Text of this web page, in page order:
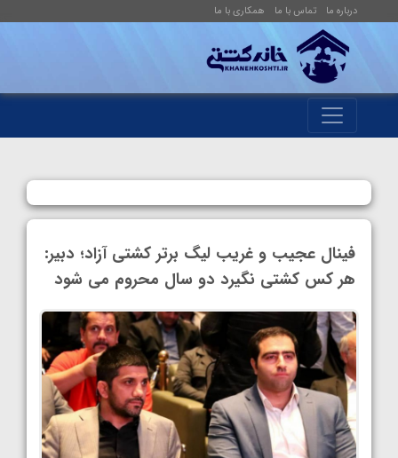
درباره ما تماس با ما همکاری با ما
فینال عجیب و غریب لیگ برتر کشتی آزاد؛ دبیر:
هر کس کشتی نگیرد دو سال محروم می شود